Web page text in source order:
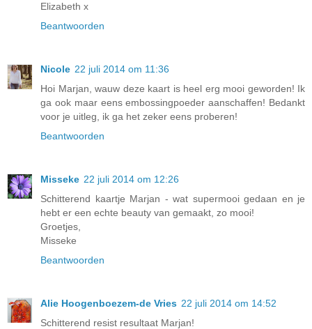
Elizabeth x
Beantwoorden
Nicole 22 juli 2014 om 11:36
Hoi Marjan, wauw deze kaart is heel erg mooi geworden! Ik
ga ook maar eens embossingpoeder aanschaffen! Bedankt
voor je uitleg, ik ga het zeker eens proberen!
Beantwoorden
Misseke 22 juli 2014 om 12:26
Schitterend kaartje Marjan - wat supermooi gedaan en je
hebt er een echte beauty van gemaakt, zo mooi!
Groetjes,
Misseke
Beantwoorden
Alie Hoogenboezem-de Vries 22 juli 2014 om 14:52
Schitterend resist resultaat Marjan!